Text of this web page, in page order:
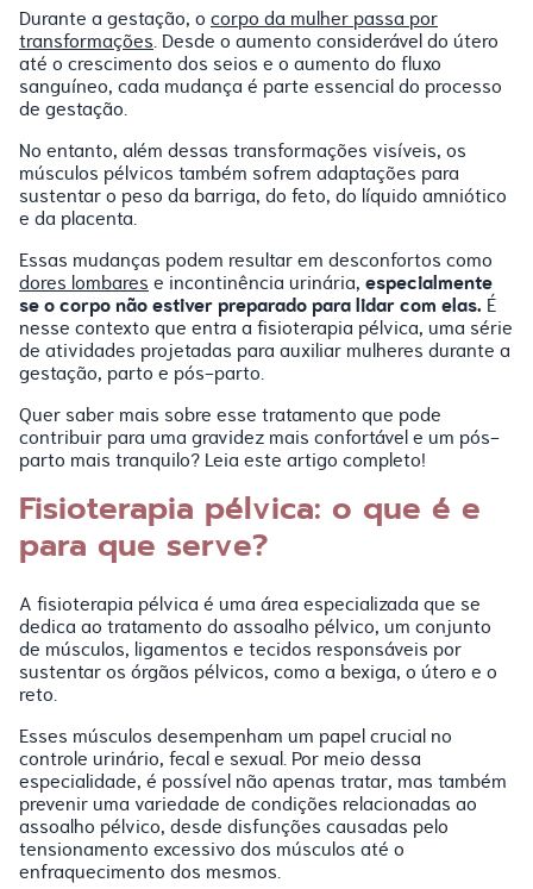
Durante a gestação, ocorpo da mulher passa por
transformações. Desde o aumento considerável do útero
até o crescimento dos seios e o aumento do fluxo
sanguíneo, cada mudança é parte essencial do processo
de gestação.
No entanto, além dessas transformações visíveis, os
músculos pélvicos também sofrem adaptações para
sustentar o peso da barriga, do feto, do líquido amniótico
e da placenta.
Essas mudanças podem resultar em desconfortos como
dores lombarese incontinência urinária,especialmente
se o corpo não estiver preparado para lidar com elas. É
nesse contexto que entra a fisioterapia pélvica, uma série
de atividades projetadas para auxiliar mulheres durante a
gestação, parto e pós-parto.
Quer saber mais sobre esse tratamento que pode
contribuir para uma gravidez mais confortável e um pós-
parto mais tranquilo? Leia este artigo completo!
Fisioterapia pélvica: o que é e
para que serve?
A fisioterapia pélvica é uma área especializada que se
dedica ao tratamento do assoalho pélvico, um conjunto
de músculos, ligamentos e tecidos responsáveis por
sustentar os órgãos pélvicos, como a bexiga, o útero e o
reto.
Esses músculos desempenham um papel crucial no
controle urinário, fecal e sexual. Por meio dessa
especialidade, é possível não apenas tratar, mas também
prevenir uma variedade de condições relacionadas ao
assoalho pélvico, desde disfunções causadas pelo
tensionamento excessivo dos músculos até o
enfraquecimento dos mesmos.